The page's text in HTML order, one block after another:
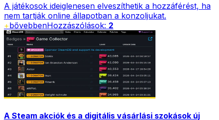
A játékosok ideiglenesen elveszíthetik a hozzáférést, ha
nem tartják online állapotban a konzoljukat.
+bővebbenHozzászólások: 2
A Steam akciók és a digitális vásárlási szokások új